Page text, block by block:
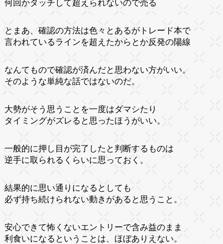
何回かタッチして超えられないので売る
とまあ、確認の方法は色々とあるがトレード本で
言われているラインを超えたからとか反発の陽線
なんてもので確認が済んだと思わない方がいい。
そのような単純な話ではないのだ。
大勢がそう思うことを一度はダマシたり
タイミングがズレると思ったほうがいい。
一般的に押し目が完了したと判断するものは
逆手に取られるくらいに思っておく。
結果的に思い通りになるとしても
必ず持ち続けられない動きがあると思うこと。
安心できて怖くないエントリーで含み益のまま
利食いになるということは、ほぼありえない。